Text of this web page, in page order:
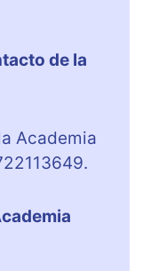
de la
Academia